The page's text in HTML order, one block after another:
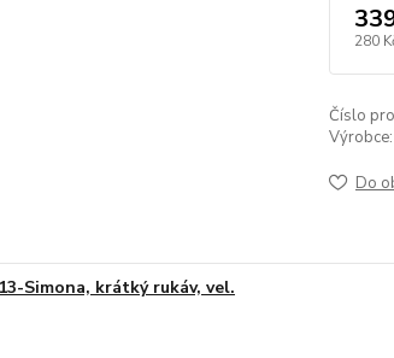
280
Číslo
Výrobce:
Do
Simona, krátký rukáv, vel.